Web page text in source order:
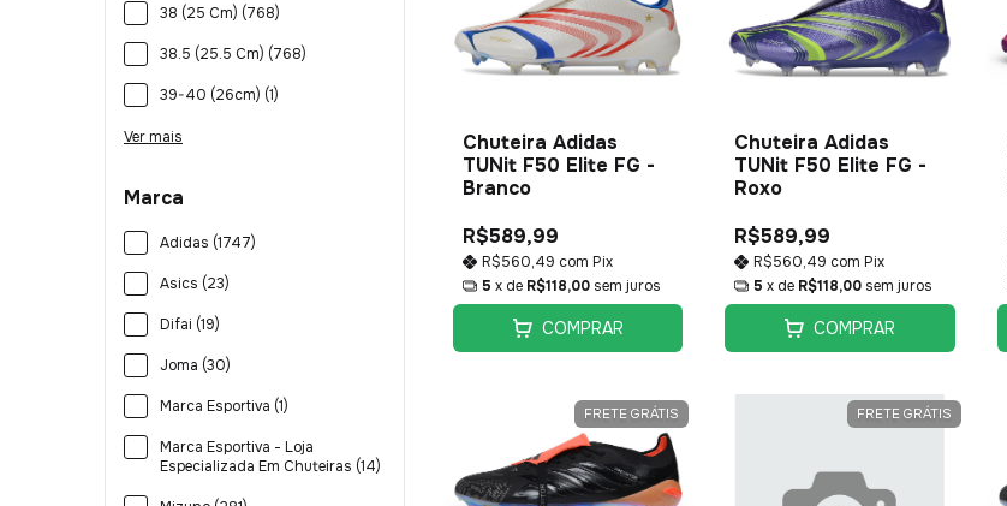
38 (25 Cm) (768)
38.5 (25.5 Cm) (768)
39-40 (26cm) (1)
Ver mais
Marca
Adidas (1747)
Asics (23)
Difai (19)
Joma (30)
Marca Esportiva (1)
Marca Esportiva - Loja
Especializada Em Chuteiras (14)
Chuteira Adidas
TUNit F50 Elite FG -
Branco
R$589,99
R$560,49 com Pix
5 x de R$118,00 sem juros
COMPRAR
Chuteira Adidas
TUNit F50 Elite FG -
Roxo
R$589,99
R$560,49 com Pix
5 x de R$118,00 sem juros
COMPRAR
FRETE GRÁTIS FRETE GRÁTIS